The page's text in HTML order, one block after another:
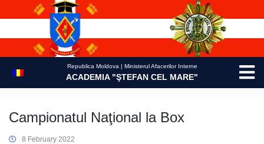
Republica Moldova | Ministerul Afacerilor Interne
ACADEMIA "ŞTEFAN CEL MARE"
Campionatul Naţional la Box
8 February 2022